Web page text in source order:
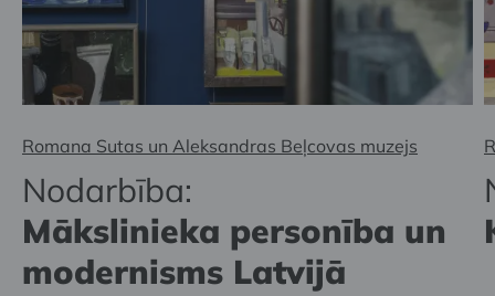
Romana Sutas un Aleksandras Beļcovas muzejs
Nodarbība:
Mākslinieka personība un
modernisms Latvijā